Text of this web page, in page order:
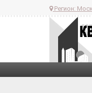
Регион: